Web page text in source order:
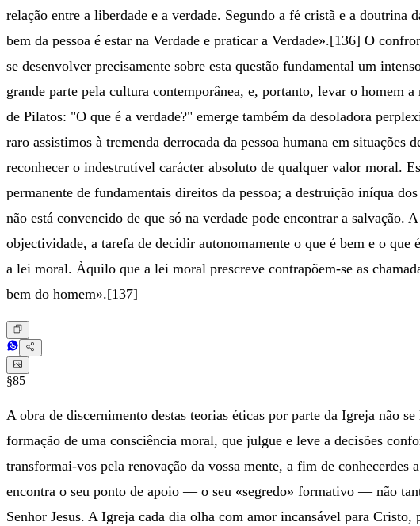
relação entre a liberdade e a verdade. Segundo a fé cristã e a doutrina
bem da pessoa é estar na Verdade e praticar a Verdade».[136] O
se desenvolver precisamente sobre esta questão fundamental um
grande parte pela cultura contemporânea, e, portanto, levar o homem
de Pilatos: "O que é a verdade?" emerge também da desoladora
raro assistimos à tremenda derrocada da pessoa humana em
reconhecer o indestrutível carácter absoluto de qualquer valor moral.
permanente de fundamentais direitos da pessoa; a destruição iníqua
não está convencido de que só na verdade pode encontrar a
objectividade, a tarefa de decidir autonomamente o que é bem e o
a lei moral. Àquilo que a lei moral prescreve contrapõem-se as
bem do homem».[137]
§85
A obra de discernimento destas teorias éticas por parte da Igreja não
formação de uma consciência moral, que julgue e leve a decisões
transformai-vos pela renovação da vossa mente, a fim de
encontra o seu ponto de apoio — o seu «segredo» formativo — não
Senhor Jesus. A Igreja cada dia olha com amor incansável para